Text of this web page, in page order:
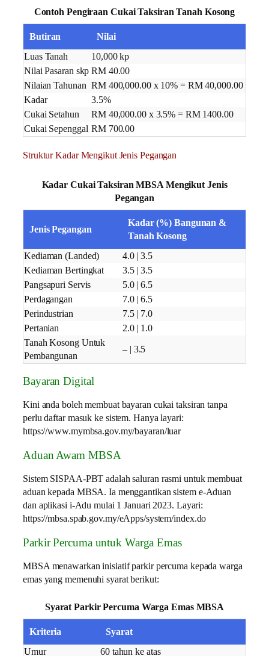
Contoh Pengiraan Cukai Taksiran Tanah Kosong
Butiran
Nilai
Luas Tanah
10,000 kp
Nilai Pasaran skp RM 40.00
Nilaian Tahunan RM 400,000.00 x 10% = RM 40,000.00
Kadar
3.5%
Cukai Setahun
​RM 40,000.00 x 3.5% = RM 1400.00
Cukai Sepenggal RM 700.00
Struktur Kadar Mengikut Jenis Pegangan
Kadar Cukai Taksiran MBSA Mengikut Jenis
Pegangan
Jenis Pegangan
Kadar (%) Bangunan &
Tanah Kosong
Kediaman (Landed)
4.0 | 3.5
Kediaman Bertingkat
3.5 | 3.5
Pangsapuri Servis
5.0 | 6.5
Perdagangan
7.0 | 6.5
Perindustrian
7.5 | 7.0
Pertanian
2.0 | 1.0
Tanah Kosong Untuk
Pembangunan
– | 3.5
Bayaran Digital
Kini anda boleh membuat bayaran cukai taksiran tanpa
perlu daftar masuk ke sistem. Hanya layari:
https://www.mymbsa.gov.my/bayaran/luar
Aduan Awam MBSA
Sistem SISPAA-PBT adalah saluran rasmi untuk membuat
aduan kepada MBSA. Ia menggantikan sistem e-Aduan
dan aplikasi i-Adu mulai 1 Januari 2023. Layari:
https://mbsa.spab.gov.my/eApps/system/index.do
Parkir Percuma untuk Warga Emas
MBSA menawarkan inisiatif parkir percuma kepada warga
emas yang memenuhi syarat berikut:
Syarat Parkir Percuma Warga Emas MBSA
Kriteria
Syarat
Umur
60 tahun ke atas